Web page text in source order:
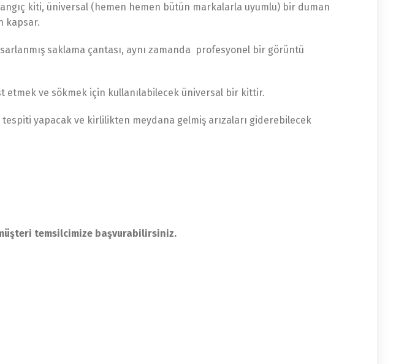
kiti, üniversal (hemen hemen bütün markalarla uyumlu) bir duman
kapsar.
saklama çantası, aynı zamanda profesyonel bir görüntü
etmek ve sökmek için kullanılabilecek üniversal bir kittir.
yapacak ve kirlilikten meydana gelmiş arızaları giderebilecek
temsilcimize başvurabilirsiniz.